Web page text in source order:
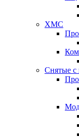
XMC
Снятые с